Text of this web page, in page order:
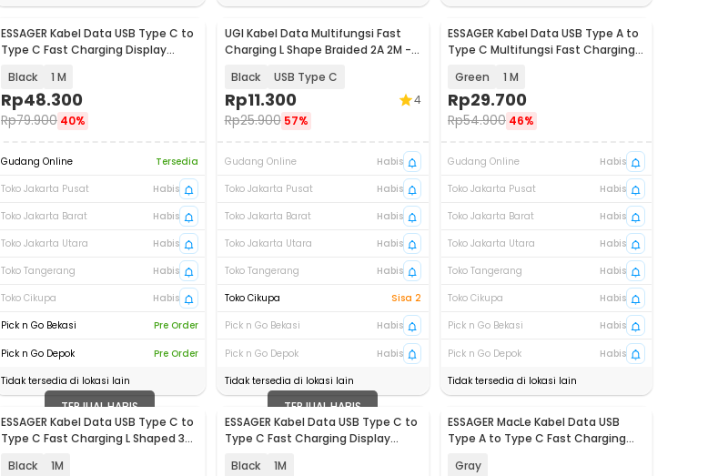
ESSAGER Kabel Data USB Type C to
Type C Fast Charging Display
Black 1 M
Rp48.300
Rp79.900 40%
Gudang Online
Tersedia
Toko Jakarta Pusat
Habis
Toko Jakarta Barat
Habis
Toko Jakarta Utara
Habis
Toko Tangerang
Habis
Toko Cikupa
Habis
Pick n Go Bekasi
Pre Order
Pick n Go Depok
Pre Order
Tidak tersedia di lokasi lain
UGI Kabel Data Multifungsi Fast
Charging L Shape Braided 2A 2M -
Black USB Type C
Rp11.300
Rp25.900 57%
4
Gudang Online
Habis
Toko Jakarta Pusat
Habis
Toko Jakarta Barat
Habis
Toko Jakarta Utara
Habis
Toko Tangerang
Habis
Toko Cikupa
Sisa 2
Pick n Go Bekasi
Habis
Pick n Go Depok
Habis
Tidak tersedia di lokasi lain
Akan Datang
ESSAGER Kabel Data USB Type A to
Type C Multifungsi Fast Charging
Green 1 M
Rp29.700
Rp54.900 46%
Gudang Online
Habis
Toko Jakarta Pusat
Habis
Toko Jakarta Barat
Habis
Toko Jakarta Utara
Habis
Toko Tangerang
Habis
Toko Cikupa
Habis
Pick n Go Bekasi
Habis
Pick n Go Depok
Habis
Tidak tersedia di lokasi lain
TERJUAL HABIS
ESSAGER Kabel Data USB Type C to
Type C Fast Charging L Shaped 3A
Black 1M
TERJUAL HABIS
ESSAGER Kabel Data USB Type C to
Type C Fast Charging Display
Black 1M
ESSAGER MacLe Kabel Data USB
Type A to Type C Fast Charging
Gray